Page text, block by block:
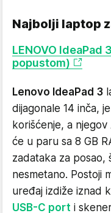
Najbolji laptop
LENOVO IdeaPad
popustom)
Lenovo IdeaPad 3
dijagonale 14 inča,
korišćenje, a njegov
će u paru sa 8 GB
zadataka za posao,
nesmetano. Postoji
uređaj izdiže iznad
USB-C port i